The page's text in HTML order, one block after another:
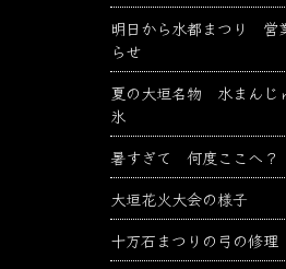
明日から水都まつり 営
らせ
夏の大垣名物 水まんじ
氷
暑すぎて 何度ここへ？
大垣花火大会の様子
十万石まつりの弓の修理